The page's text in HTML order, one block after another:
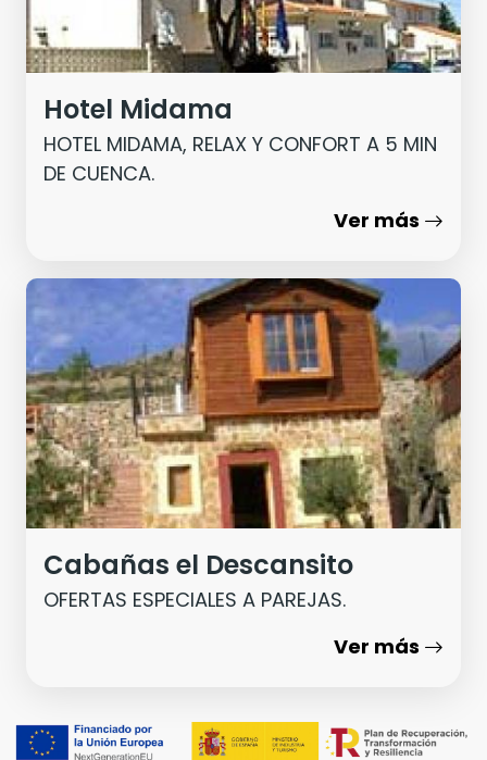
Hotel Midama
HOTEL MIDAMA, RELAX Y CONFORT A 5 MIN
DE CUENCA.
Ver más
Cabañas el Descansito
OFERTAS ESPECIALES A PAREJAS.
Ver más